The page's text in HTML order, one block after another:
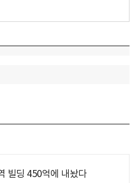
빌딩 450억에 내놨다